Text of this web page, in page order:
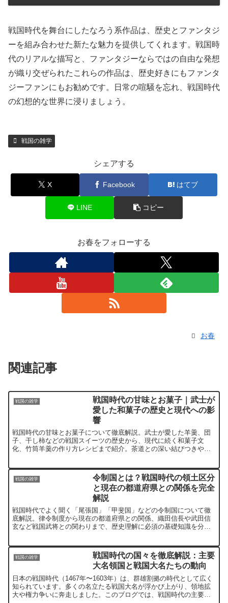
戦国時代を舞台にしたなろう系作品は、歴史とファンタジ
ーを組み合わせた新たな魅力を提供してくれます。戦国時
代のリアルな描写と、ファンタジーならではの自由な発想
が織り交ぜられたこれらの作品は、歴史好きにもファンタ
ジーファンにもお勧めです。日常の喧騒を忘れ、戦国時代
の幻想的な世界に浸りましょう。
戦国の雑学
シェアする
X Facebook はてブ
LINE コピー
お春をフォローする
お春
関連記事
戦国の雑学
戦国時代の甘味とお菓子｜武士が
愛した和菓子の歴史と現代への影
響
戦国時代の甘味とお菓子について徹底解説。武士が愛した羊羹、団
子、干し柿などの戦国スイーツの歴史から、現代に続く和菓子文
化、竹筒羊羹の作り方レシピまで紹介。茶道との深い結びつきや軍
戦国の雑学
令制国とは？戦国時代の領土区分
と現在の都道府県との関係を完全
解説
戦国時代でよく聞く「尾張国」「甲斐国」などの令制国について徹
底解説。律令制度から現在の都道府県との関係、織田信長や武田信
玄など戦国武将との関わりまで、歴史理解に必須の基礎知識を分か
戦国の雑学
戦国時代の国々を徹底解説：主要
大名領国と戦国大名たちの動向
日本の戦国時代（1467年〜1603年）は、群雄割拠の時代として広く
知られています。多くの名立たる戦国大名が浮かび上がり、領地拡
大や権力争いに奔走しました。このブログでは、戦国時代の主要な